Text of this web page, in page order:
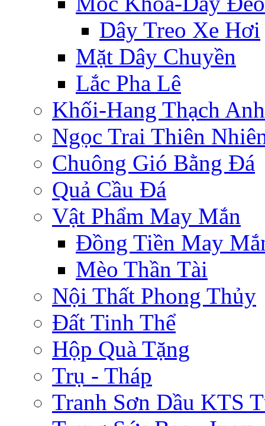
Dây Treo Xe Hơi
Mặt Dây Chuyền
Lắc Pha Lê
Khối-Hang Thạch Anh
Ngọc Trai Thiên
Chuông Gió Bằng Đá
Quả Cầu Đá
Vật Phẩm May Mắn
Đồng Tiền May
Mèo Thần Tài
Nội Thất Phong Thủy
Đất Tinh Thể
Hộp Quà Tặng
Trụ - Tháp
Tranh Sơn Dầu KTS